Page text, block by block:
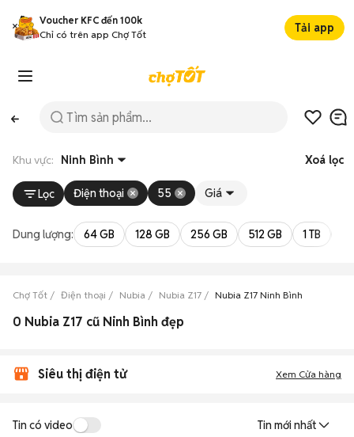
Voucher KFC đến 100k
Chỉ có trên app Chợ Tốt
Tải app
Khu vực: Ninh Bình Xoá lọc
Lọc Điện thoại 55 Giá
Dung lượng: 64 GB 128 GB 256 GB 512 GB 1 TB
Chợ Tốt Điện thoại Nubia Nubia Z17 Nubia Z17 Ninh Bình
0 Nubia Z17 cũ Ninh Bình đẹp
Siêu thị điện tử Xem Cửa hàng
Tin có video Tin mới nhất